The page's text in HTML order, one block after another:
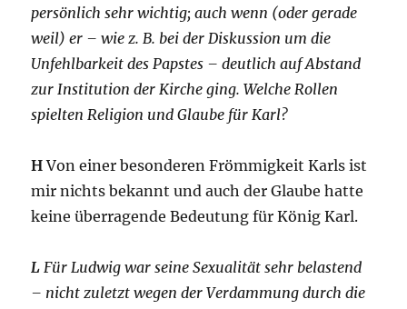
persönlich sehr wichtig; auch wenn (oder gerade
weil) er – wie z. B. bei der Diskussion um die
Unfehlbarkeit des Papstes – deutlich auf Abstand
zur Institution der Kirche ging. Welche Rollen
spielten Religion und Glaube für Karl?
HVon einer besonderen Frömmigkeit Karls ist
mir nichts bekannt und auch der Glaube hatte
keine überragende Bedeutung für König Karl.
L Für Ludwig war seine Sexualität sehr belastend
– nicht zuletzt wegen der Verdammung durch die